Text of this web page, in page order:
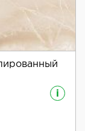
i